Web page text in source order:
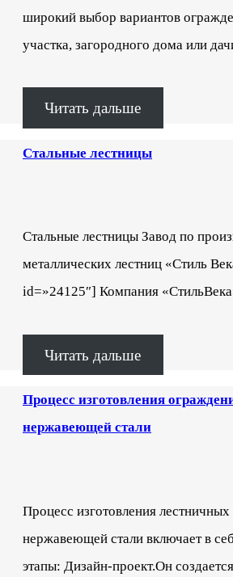
широкий выбор вариантов
участка, загородного дома или
Читать дальше
Стальные лестницы
Стальные лестницы Завод по
металлических лестниц «Стиль
id=»24125″] Компания
Читать дальше
Процесс изготовления
нержавеющей стали
Процесс изготовления
нержавеющей стали включает в
этапы: Дизайн-проект.Он